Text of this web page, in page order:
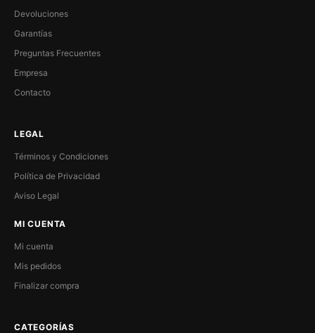
Devoluciones
Garantías
Preguntas Frecuentes
Empresa
Contacto
LEGAL
Términos y Condiciones
Política de Privacidad
Aviso Legal
MI CUENTA
Mi cuenta
Mis pedidos
Finalizar compra
CATEGORÍAS